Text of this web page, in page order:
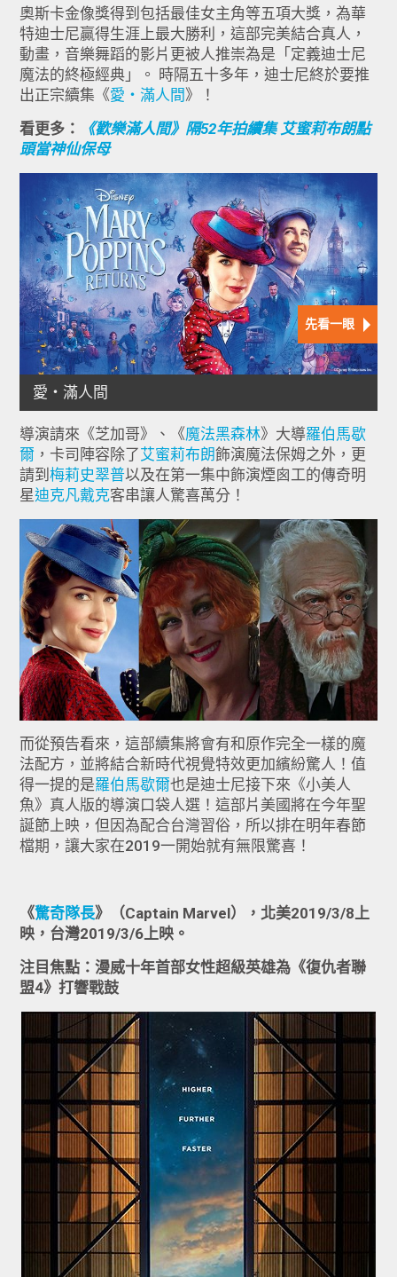
奧斯卡金像獎得到包括最佳女主角等五項大獎，為華
特迪士尼贏得生涯上最大勝利，這部完美結合真人，
動畫，音樂舞蹈的影片更被人推崇為是「定義迪士尼
魔法的終極經典」。 時隔五十多年，迪士尼終於要推
出正宗續集《愛‧滿人間》！
看更多：
《歡樂滿人間》隔52年拍續集 艾蜜莉布朗點
頭當神仙保母
導演請來《芝加哥》、《魔法黑森林》大導羅伯馬歇
爾 ，卡司陣容除了艾蜜莉布朗飾演魔法保姆之外，更
請到梅莉史翠普以及在第一集中飾演煙囪工的傳奇明
星迪克凡戴克客串讓人驚喜萬分！
而從預告看來，這部續集將會有和原作完全一樣的魔
法配方，並將結合新時代視覺特效更加繽紛驚人！值
得一提的是羅伯馬歇爾也是迪士尼接下來《小美人
魚》真人版的導演口袋人選！這部片美國將在今年聖
誕節上映，但因為配合台灣習俗，所以排在明年春節
檔期，讓大家在2019一開始就有無限驚喜！
《驚奇隊長》（Captain Marvel），北美2019/3/8上
映，台灣2019/3/6上映。
注目焦點：漫威十年首部女性超級英雄為《復仇者聯
盟4》打響戰鼓